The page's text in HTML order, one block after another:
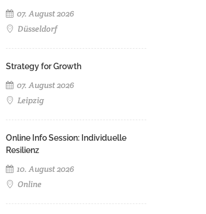
07. August 2026
Düsseldorf
Strategy for Growth
07. August 2026
Leipzig
Online Info Session: Individuelle
Resilienz
10. August 2026
Online